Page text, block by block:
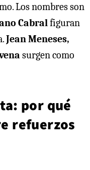
Los nombres son
Cabralfiguran
Jean Meneses,
surgen como
por qué
refuerzos